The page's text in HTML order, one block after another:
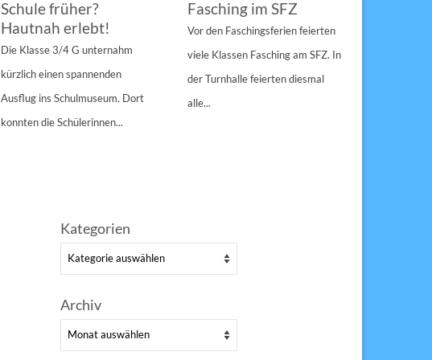
Schule früher?
Hautnah erlebt!
Die Klasse 3/4 G unternahm
kürzlich einen spannenden
Ausflug ins Schulmuseum. Dort
konnten die Schülerinnen...
Fasching im SFZ
Vor den Faschingsferien feierten
viele Klassen Fasching am SFZ. In
der Turnhalle feierten diesmal
alle...
Kategorien
Kategorien
Archiv
Archiv